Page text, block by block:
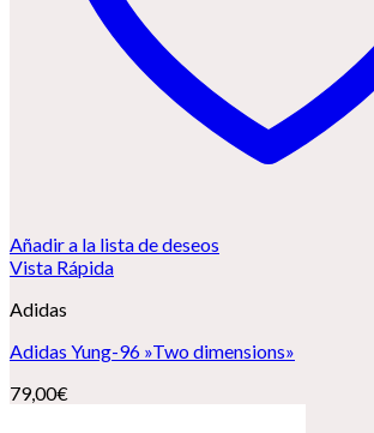
Añadir a la lista de deseos
Vista Rápida
Adidas
Adidas Yung-96 »Two dimensions»
79,00€